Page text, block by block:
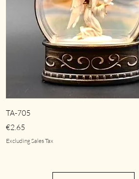
TA-705
Price
€2.65
Excluding Sales Tax